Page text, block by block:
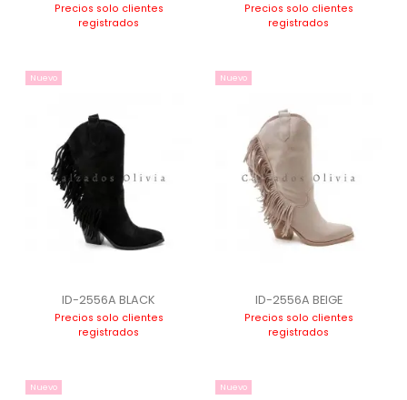
Precios solo clientes
registrados
Precios solo clientes
registrados
Nuevo
ID-2556A BLACK
Precios solo clientes
registrados
Nuevo
ID-2556A BEIGE
Precios solo clientes
registrados
Nuevo Nuevo